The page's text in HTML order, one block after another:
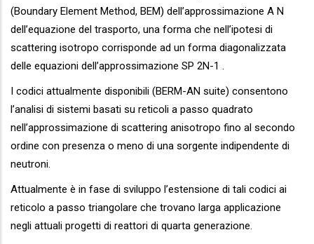
(Boundary Element Method, BEM) dell’approssimazione A N
dell’equazione del trasporto, una forma che nell’ipotesi di
scattering isotropo corrisponde ad un forma diagonalizzata
delle equazioni dell’approssimazione SP 2N-1 .
I codici attualmente disponibili (BERM-AN suite) consentono
l’analisi di sistemi basati su reticoli a passo quadrato
nell’approssimazione di scattering anisotropo fino al secondo
ordine con presenza o meno di una sorgente indipendente di
neutroni.
Attualmente è in fase di sviluppo l’estensione di tali codici ai
reticolo a passo triangolare che trovano larga applicazione
negli attuali progetti di reattori di quarta generazione.